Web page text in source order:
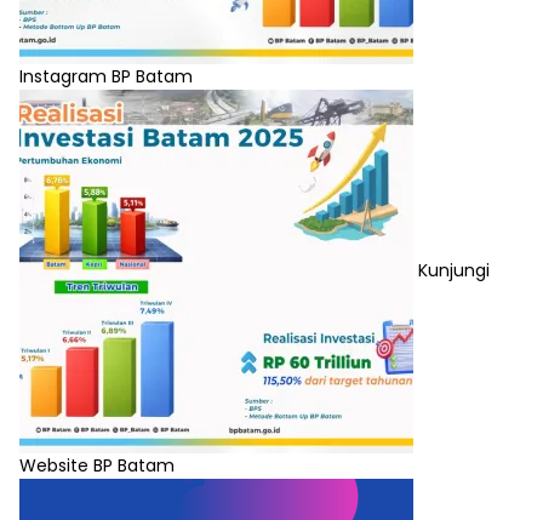
Instagram BP Batam
Kunjungi
Website BP Batam